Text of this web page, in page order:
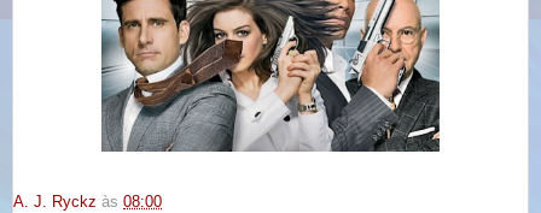
A. J. Ryckz às 08:00